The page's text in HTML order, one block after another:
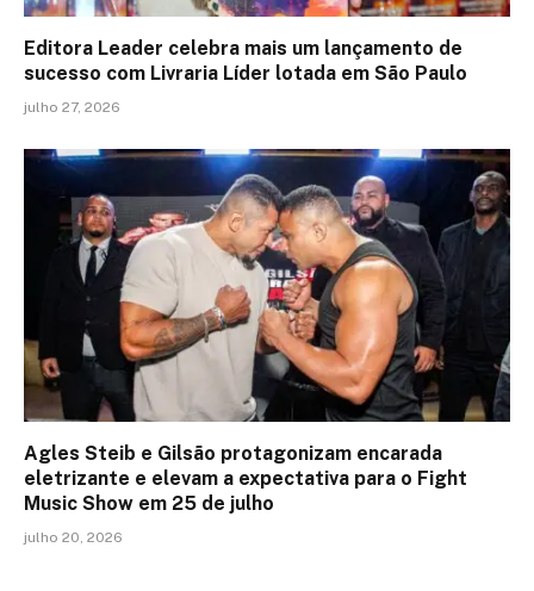
Editora Leader celebra mais um lançamento de
sucesso com Livraria Líder lotada em São Paulo
julho 27, 2026
Agles Steib e Gilsão protagonizam encarada
eletrizante e elevam a expectativa para o Fight
Music Show em 25 de julho
julho 20, 2026